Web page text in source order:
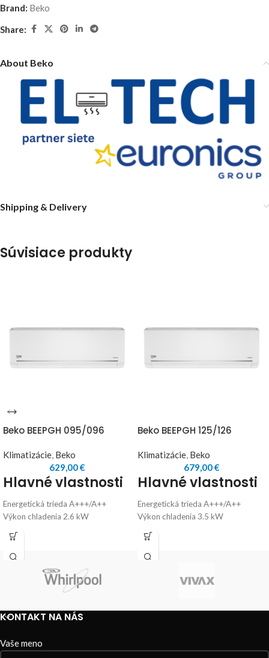
Brand: Beko
Share:
About Beko
Shipping & Delivery
Súvisiace produkty
Beko BEEPGH 095/096
Klimatizácie, Beko
629,00€
Hlavné vlastnosti
Energetická trieda A+++/A++
Výkon chladenia 2.6 kW
Vykurovanie do -20°C vonkajšej
teploty
Automatické odmrazovanie
vonkajšej jednotky
Dezinfekcia UV
svetlom
žiarenie na zničenie
mikroorganizmov a udržiavanie
Beko BEEPGH 125/126
Klimatizácie, Beko
679,00€
Hlavné vlastnosti
Energetická trieda A+++/A++
Výkon chladenia 3.5 kW
Vykurovanie do -20°C vonkajšej
teploty
vonkajšej jednotky
svetlom
mikroorganizmov a udržiavanie
KONTAKT NA NÁS
Vaše meno